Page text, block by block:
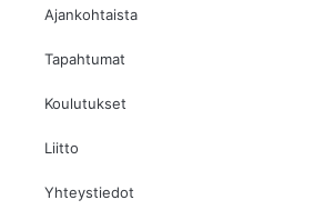
Ajankohtaista
Tapahtumat
Koulutukset
Liitto
Yhteystiedot